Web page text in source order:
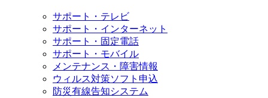
サポート・テレビ
サポート・インターネット
サポート・固定電話
サポート・モバイル
メンテナンス・障害情報
ウィルス対策ソフト申込
防災有線告知システム